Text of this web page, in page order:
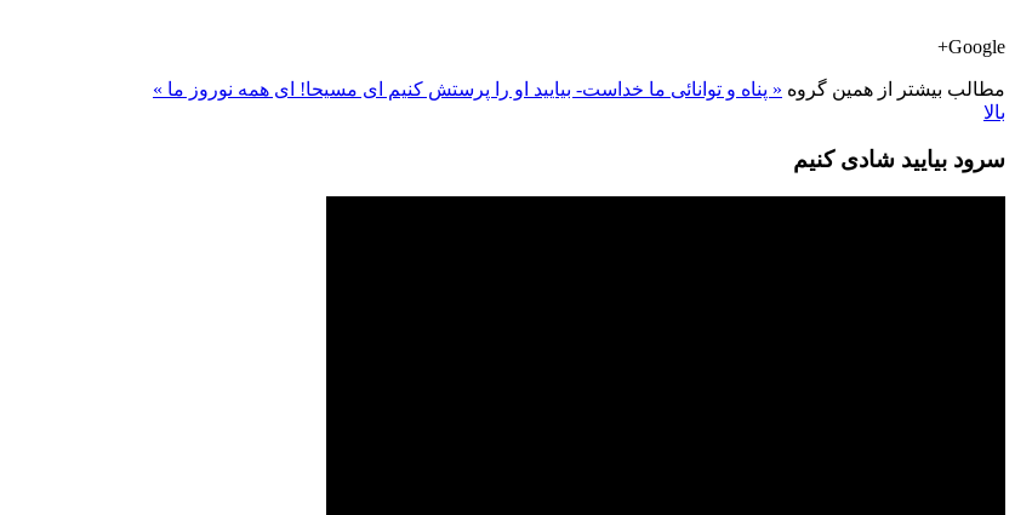
Google+
مطالب بیشتر از همین گروه « پناه و توانائی ما خداست- بیایید او را پرستش کنیم
ای مسیحا! ای همه نوروز ما »
بالا
سرود بیایید شادی کنیم